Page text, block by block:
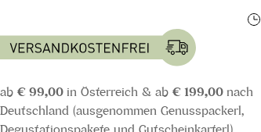
ab € 99,00 in Österreich & ab € 199,00 nach
Deutschland (ausgenommen Genusspackerl,
Degustationspakete und Gutscheinkarterl)